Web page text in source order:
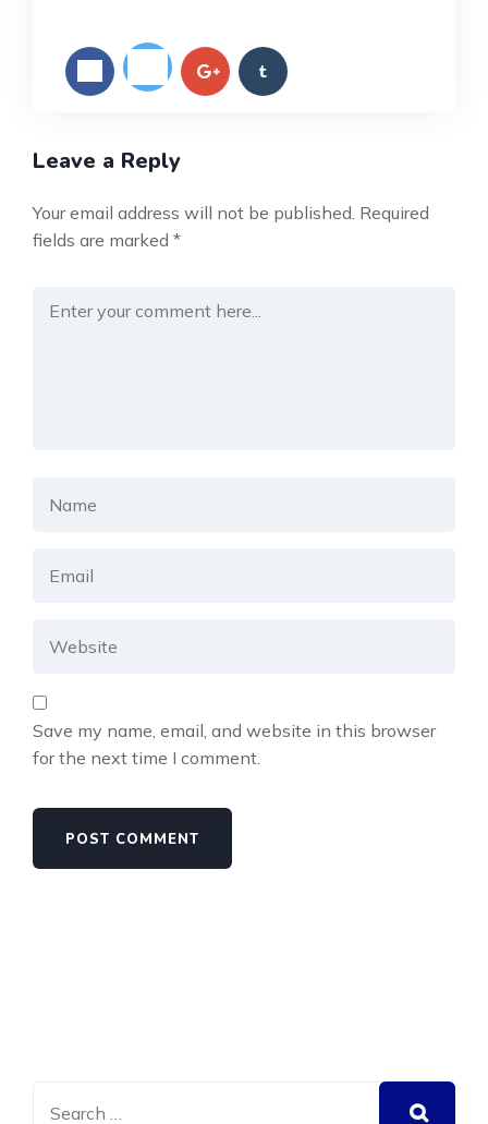
Leave a Reply
Your email address will not be published. Required
fields are marked *
Save my name, email, and website in this browser
for the next time I comment.